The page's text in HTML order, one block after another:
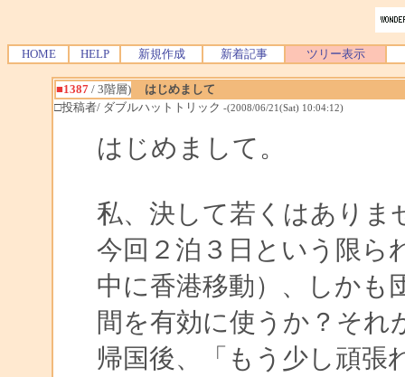
HOME HELP 新規作成 新着記事 ツリー表示
■1387/ 3階層)
はじめまして
□投稿者/ ダブルハットトリック -(2008/06/21(Sat) 10:04:12)
はじめまして。
私、決して若くはありま
今回２泊３日という限ら
中に香港移動）、しかも
間を有効に使うか？それ
帰国後、「もう少し頑張